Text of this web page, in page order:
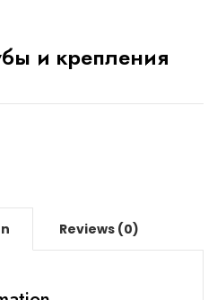
и крепления
Reviews (0)